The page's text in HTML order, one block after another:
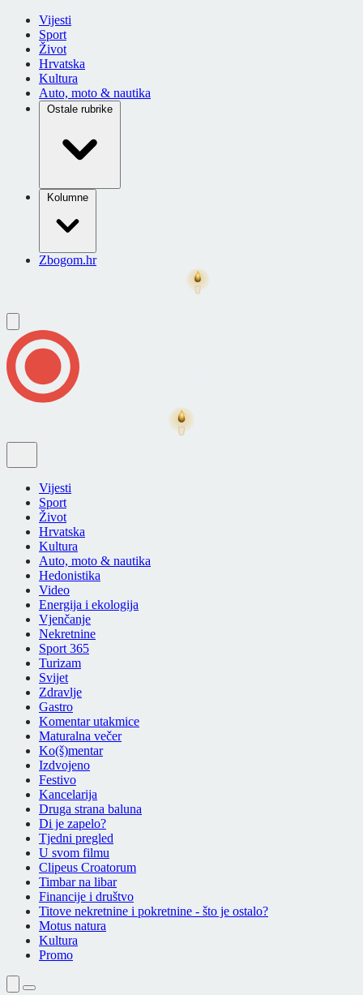
Vijesti
Sport
Život
Hrvatska
Kultura
Auto, moto & nautika
Ostale rubrike
Kolumne
Zbogom.hr
Vijesti
Sport
Život
Hrvatska
Kultura
Auto, moto & nautika
Hedonistika
Video
Energija i ekologija
Vjenčanje
Nekretnine
Sport 365
Turizam
Svijet
Zdravlje
Gastro
Komentar utakmice
Maturalna večer
Ko(š)mentar
Izdvojeno
Festivo
Kancelarija
Druga strana baluna
Di je zapelo?
Tjedni pregled
U svom filmu
Clipeus Croatorum
Timbar na libar
Financije i društvo
Titove nekretnine i pokretnine - što je ostalo?
Motus natura
Kultura
Promo